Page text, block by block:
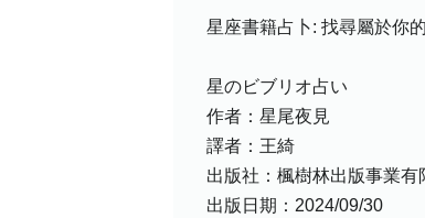
星座書籍占卜: 找尋屬於你
星のビブリオ占い
作者：星尾夜見
譯者：王綺
出版社：楓樹林出版事業有
出版日期：2024/09/30